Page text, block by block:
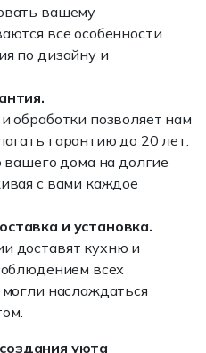
вашему
все особенности
по дизайну и
обработки позволяет нам
гарантию до 20 лет.
вашего дома на долгие
с вами каждое
и установка.
доставят кухню и
всех
наслаждаться
уюта